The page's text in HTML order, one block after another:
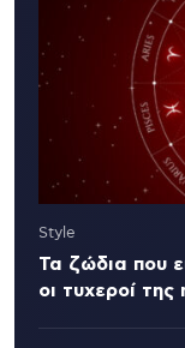
Style
Τα ζώδια που
οι τυχεροί της